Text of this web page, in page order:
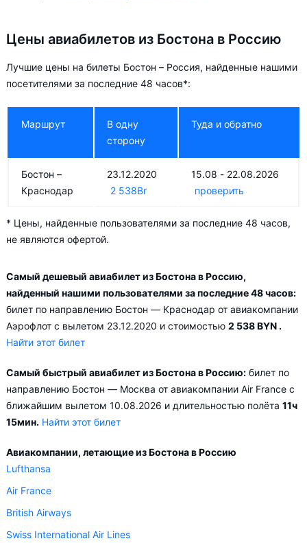
Бостон – Москва
Бостон – Новосибирск
авиабилеты падает в среднем до
Br .
сделать путешествие ещё интереснее, ведь стыковка может
осуществляться в:
(рейс AF2620 Бостон – Санкт-Петербург авиакомпании
Air France)
Lufthansa)
Стамбуле (рейс TK82 Бостон – Санкт-Петербург
авиакомпании Turkish Airlines)
Это отличный шанс познакомиться с этими городами, ведь
Необходимо учесть, что в зависимости от количества дней,
оставшихся до вылета, цена билета на самолёт Бостон –
Россия может измениться более чем в два раза.
заранее, чтобы вы могли выбирать условия перелёта,
возможности.
Цены авиабилетов из Бостона в Россию
Лучшие цены на билеты Бостон – Россия, найденные нашими
посетителями за последние 48 часов*:
Маршрут
В одну
сторону
Туда и обратно
Бостон –
Краснодар
23.12.2020
2 538Br
15.08 - 22.08.2026
проверить
* Цены, найденные пользователями за последние 48 часов,
не являются офертой.
Самый дешевый авиабилет из Бостона в Россию,
найденный нашими пользователями за последние 48 часов:
билет по направлению Бостон — Краснодар от авиакомпании
Аэрофлот с вылетом 23.12.2020 и стоимостью 2 538 BYN .
Найти этот билет
Самый быстрый авиабилет из Бостона в Россию: билет по
направлению Бостон — Москва от авиакомпании Air France с
ближайшим вылетом 10.08.2026 и длительностью полёта 11ч
15мин. Найти этот билет
Авиакомпании, летающие из Бостона в Россию
Lufthansa
Air France
British Airways
Swiss International Air Lines